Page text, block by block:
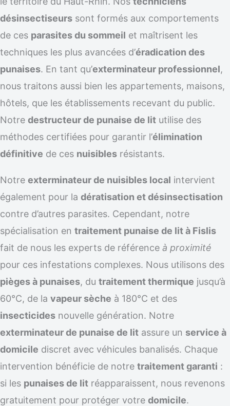
désinsectiseurs sont formés aux comportements
de ces parasites du sommeil et maîtrisent les
techniques les plus avancées d’éradication des
punaises. En tant qu’exterminateur professionnel,
nous traitons aussi bien les appartements, maisons,
hôtels, que les établissements recevant du public.
Notre destructeur de punaise de lit utilise des
méthodes certifiées pour garantir l’élimination
définitive de ces nuisibles résistants.
Notre exterminateur de nuisibles local intervient
également pour la dératisation et désinsectisation
contre d’autres parasites. Cependant, notre
spécialisation en traitement punaise de lit à Fislis
fait de nous les experts de référence à proximité
pour ces infestations complexes. Nous utilisons des
pièges à punaises, du traitement thermique jusqu’à
60°C, de la vapeur sèche à 180°C et des
insecticides nouvelle génération. Notre
exterminateur de punaise de lit assure un service à
domicile discret avec véhicules banalisés. Chaque
intervention bénéficie de notre traitement garanti :
si les punaises de lit réapparaissent, nous revenons
gratuitement pour protéger votre domicile.